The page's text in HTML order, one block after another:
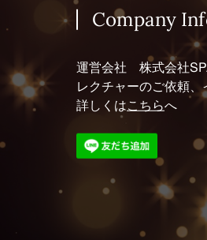
Company
運営会社 株式会社
レクチャーのご依頼、
詳しくはこちらへ